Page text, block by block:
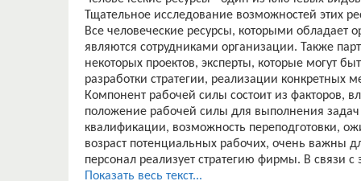
Тщательное исследование возможностей этих
Все человеческие ресурсы, которыми обладает
являются сотрудниками организации. Также
некоторых проектов, эксперты, которые могут
разработки стратегии, реализации конкретных
Компонент рабочей силы состоит из
положение рабочей силы для выполнения
квалификации, возможность переподготовки,
возраст потенциальных рабочих, очень важны
персонал реализует стратегию фирмы. В связи
специалистами, которые поднимут фирму на
Показать весь текст...